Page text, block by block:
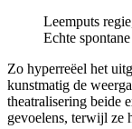
Leemputs
Echte
Zo hyperreëel het
kunstmatig de
theatralisering beide
gevoelens, terwijl ze